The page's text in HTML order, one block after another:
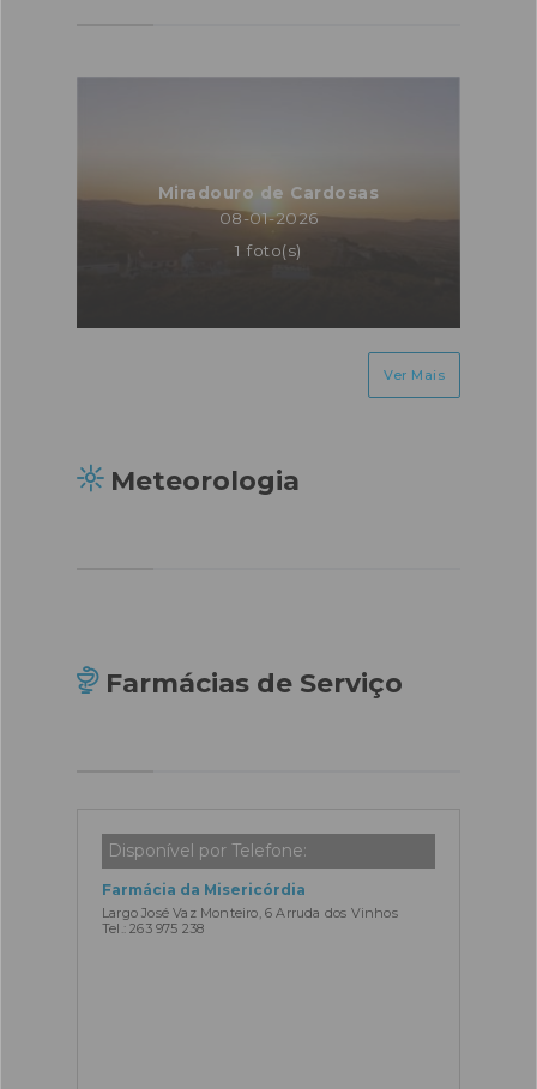
Miradouro de Cardosas
08-01-2026
1 foto(s)
Ver Mais
Meteorologia
Farmácias de Serviço
Disponível por Telefone:
Farmácia da Misericórdia
Largo José Vaz Monteiro, 6 Arruda dos Vinhos
Tel.: 263 975 238